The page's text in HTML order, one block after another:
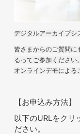
デジタルアーカイブシ
皆さまからのご質問に
るってご参加ください。
オンラインデモによる
【お申込み方法】
以下のURLをクリ
ださい。